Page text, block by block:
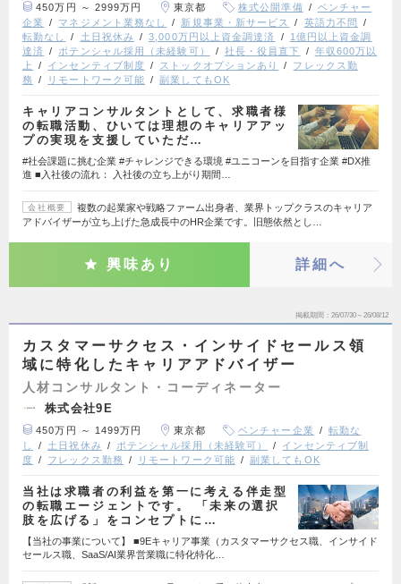
450万円 ～ 2999万円 東京都 株式公開準備
ベンチャー
企業
マネジメント業務なし 新規事業・新サービス
英語力不問
転勤なし
土日祝休み 3,000万円以上資金調達済
1億円以上資金調
達済
ポテンシャル採用（未経験可） 社長・役員直下
年収600万以
上
インセンティブ制度 ストックオプションあり
フレックス勤
務
リモートワーク可能 副業してもOK
キャリアコンサルタントとして、求職者様
の転職活動、ひいては理想のキャリアアッ
プの実現を支援していただ…
#社会課題に挑む企業 #チャレンジできる環境 #ユニコーンを目指す企業 #DX推
進 ■入社後の流れ： 入社後の立ち上がり期間…
会社概要
複数の起業家や戦略ファーム出身者、業界トップクラスのキャリア
アドバイザーが立ち上げた急成長中のHR企業です。旧態依然とし…
興味あり 詳細へ
掲載期間 26/07/30～26/08/12
カスタマーサクセス・インサイドセールス領
域に特化したキャリアアドバイザー
人材コンサルタント・コーディネーター
株式会社9E
450万円 ～ 1499万円 東京都 ベンチャー企業
転勤な
し
土日祝休み ポテンシャル採用（未経験可）
インセンティブ制
度
フレックス勤務 リモートワーク可能 副業してもOK
当社は求職者の利益を第一に考える伴走型
の転職エージェントです。 「未来の選択
肢を広げる」をコンセプトに…
【当社の事業について】 ■9Eキャリア事業（カスタマーサクセス職、インサイド
セールス職、SaaS/AI業界営業職に特化特化…